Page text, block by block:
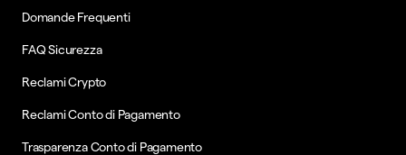
Domande Frequenti
FAQ Sicurezza
Reclami Crypto
Reclami Conto di Pagamento
Trasparenza Conto di Pagamento